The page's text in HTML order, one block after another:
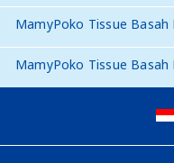
MamyPoko Tissue
MamyPoko Tissue Basah